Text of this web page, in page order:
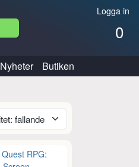
Logga in
0
Nyheter Butiken